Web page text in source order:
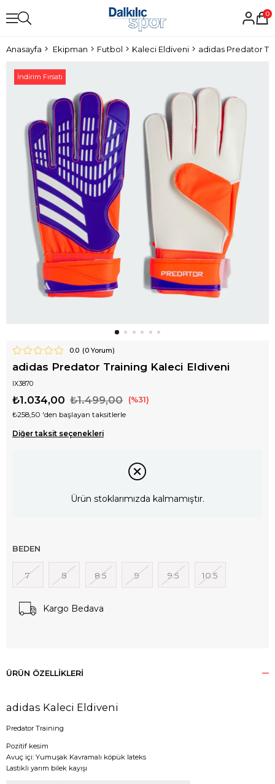
0
Anasayfa Ekipman Futbol Kaleci Eldiveni adidas Predator
İndirim Fırsatı
0.0 (0Yorum)
adidas Predator Training Kaleci Eldiveni
IX3870
₺1.499,00
₺1.034,00 31
₺258,50 'den başlayan taksitlerle
Diğer taksit seçenekleri
Ürün stoklarımızda kalmamıştır.
BEDEN
7 8 8.5 9 9.5 10.5
Kargo Bedava
ÜRÜN ÖZELLIKLERI
adidas Kaleci Eldiveni
Predator Training
Pozitif kesim
Avuç içi: Yumuşak Kavramalı köpük lateks
Lastikli yarım bilek kayışı